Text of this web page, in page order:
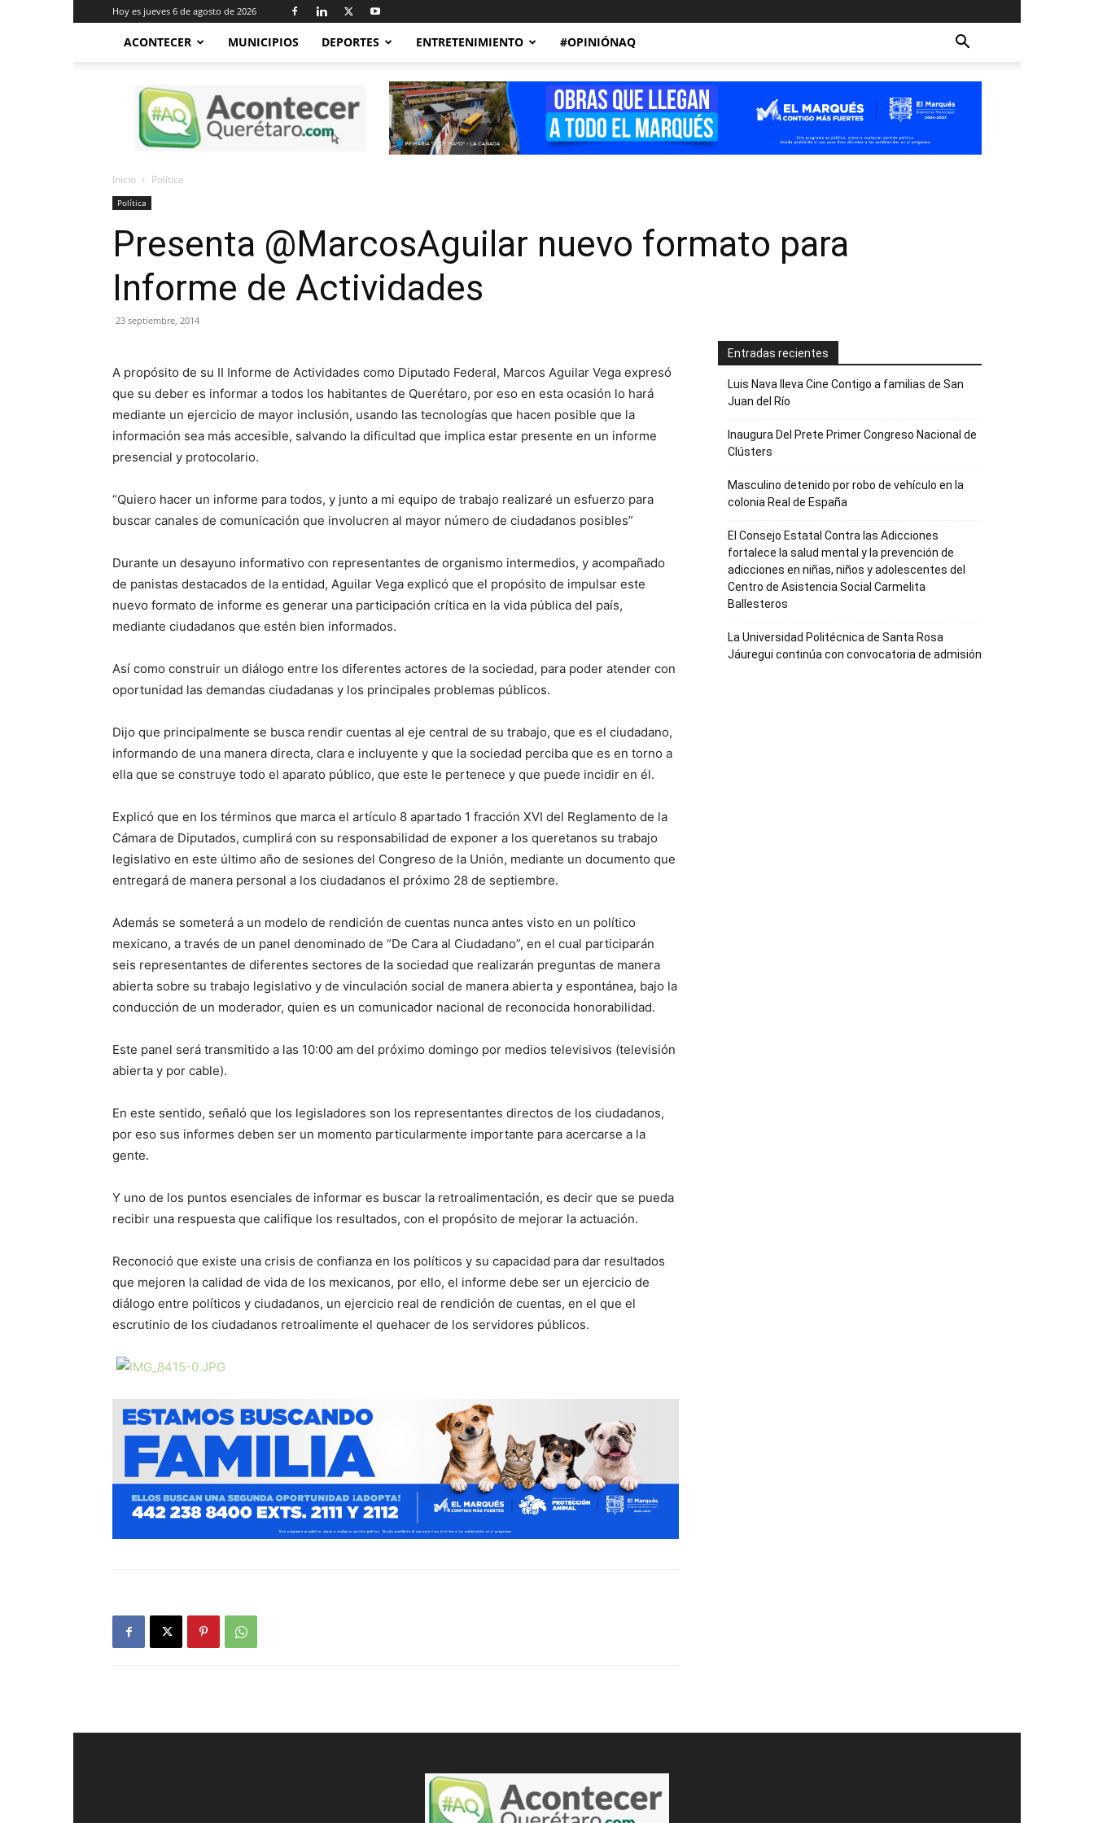
Hoy es jueves 6 de agosto de 2026
ACONTECER MUNICIPIOS DEPORTES ENTRETENIMIENTO #OPINIÓNAQ
Acontecer
Querétaro
Inicio Política
Política
Presenta @MarcosAguilar nuevo formato para
Informe de Actividades
23 septiembre, 2014
A propósito de su II Informe de Actividades como Diputado Federal, Marcos Aguilar Vega expresó
que su deber es informar a todos los habitantes de Querétaro, por eso en esta ocasión lo hará
mediante un ejercicio de mayor inclusión, usando las tecnologías que hacen posible que la
información sea más accesible, salvando la dificultad que implica estar presente en un informe
presencial y protocolario.
“Quiero hacer un informe para todos, y junto a mi equipo de trabajo realizaré un esfuerzo para
buscar canales de comunicación que involucren al mayor número de ciudadanos posibles”
Durante un desayuno informativo con representantes de organismo intermedios, y acompañado
de panistas destacados de la entidad, Aguilar Vega explicó que el propósito de impulsar este
nuevo formato de informe es generar una participación crítica en la vida pública del país,
mediante ciudadanos que estén bien informados.
Así como construir un diálogo entre los diferentes actores de la sociedad, para poder atender con
oportunidad las demandas ciudadanas y los principales problemas públicos.
Dijo que principalmente se busca rendir cuentas al eje central de su trabajo, que es el ciudadano,
informando de una manera directa, clara e incluyente y que la sociedad perciba que es en torno a
ella que se construye todo el aparato público, que este le pertenece y que puede incidir en él.
Explicó que en los términos que marca el artículo 8 apartado 1 fracción XVI del Reglamento de la
Cámara de Diputados, cumplirá con su responsabilidad de exponer a los queretanos su trabajo
legislativo en este último año de sesiones del Congreso de la Unión, mediante un documento que
entregará de manera personal a los ciudadanos el próximo 28 de septiembre.
Además se someterá a un modelo de rendición de cuentas nunca antes visto en un político
mexicano, a través de un panel denominado de “De Cara al Ciudadano”, en el cual participarán
seis representantes de diferentes sectores de la sociedad que realizarán preguntas de manera
abierta sobre su trabajo legislativo y de vinculación social de manera abierta y espontánea, bajo la
conducción de un moderador, quien es un comunicador nacional de reconocida honorabilidad.
Este panel será transmitido a las 10:00 am del próximo domingo por medios televisivos (televisión
abierta y por cable).
En este sentido, señaló que los legisladores son los representantes directos de los ciudadanos,
por eso sus informes deben ser un momento particularmente importante para acercarse a la
gente.
Y uno de los puntos esenciales de informar es buscar la retroalimentación, es decir que se pueda
recibir una respuesta que califique los resultados, con el propósito de mejorar la actuación.
Reconoció que existe una crisis de confianza en los políticos y su capacidad para dar resultados
que mejoren la calidad de vida de los mexicanos, por ello, el informe debe ser un ejercicio de
diálogo entre políticos y ciudadanos, un ejercicio real de rendición de cuentas, en el que el
escrutinio de los ciudadanos retroalimente el quehacer de los servidores públicos.
Entradas recientes
Luis Nava lleva Cine Contigo a familias de San
Juan del Río
Inaugura Del Prete Primer Congreso Nacional de
Clústers
Masculino detenido por robo de vehículo en la
colonia Real de España
El Consejo Estatal Contra las Adicciones
fortalece la salud mental y la prevención de
adicciones en niñas, niños y adolescentes del
Centro de Asistencia Social Carmelita
Ballesteros
La Universidad Politécnica de Santa Rosa
Jáuregui continúa con convocatoria de admisión